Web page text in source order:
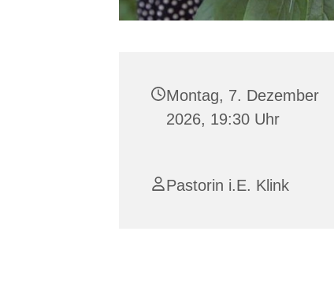
Montag, 7. Dezember
2026, 19:30 Uhr
Pastorin i.E. Klink